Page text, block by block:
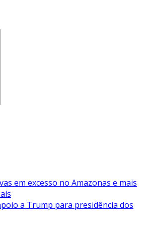
em excesso no Amazonas e mais
a Trump para presidência dos